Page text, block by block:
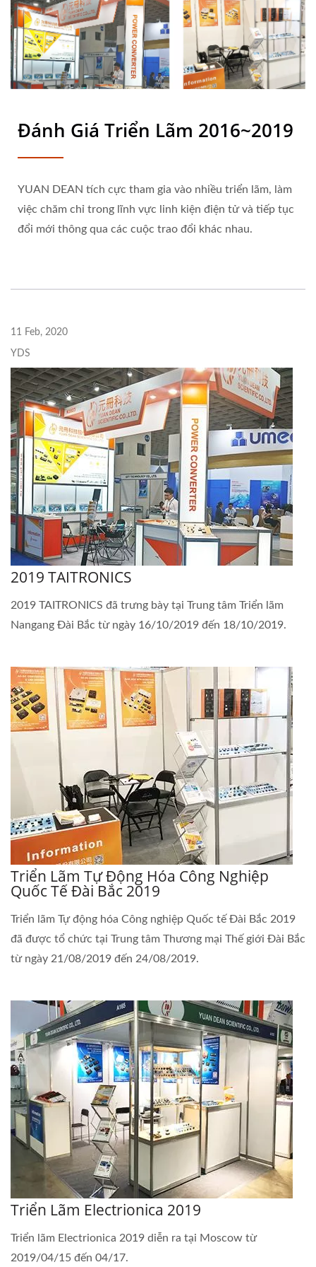
Đánh Giá Triển Lãm 2016~2019
YUAN DEAN tích cực tham gia vào nhiều triển lãm, làm
việc chăm chỉ trong lĩnh vực linh kiện điện tử và tiếp tục
đổi mới thông qua các cuộc trao đổi khác nhau.
11 Feb, 2020
YDS
2019 TAITRONICS
2019 TAITRONICS đã trưng bày tại Trung tâm Triển lãm
Nangang Đài Bắc từ ngày 16/10/2019 đến 18/10/2019.
Triển Lãm Tự Động Hóa Công Nghiệp
Quốc Tế Đài Bắc 2019
Triển lãm Tự động hóa Công nghiệp Quốc tế Đài Bắc 2019
đã được tổ chức tại Trung tâm Thương mại Thế giới Đài Bắc
từ ngày 21/08/2019 đến 24/08/2019.
Triển Lãm Electrionica 2019
Triển lãm Electrionica 2019 diễn ra tại Moscow từ
2019/04/15 đến 04/17.